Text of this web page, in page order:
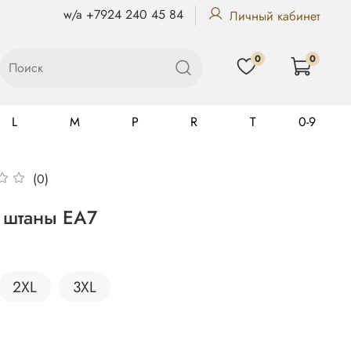
w/a +7924 240 45 84 Личный кабинет
0 0
L M P R T 0-9
(0)
EA7
2XL 3XL